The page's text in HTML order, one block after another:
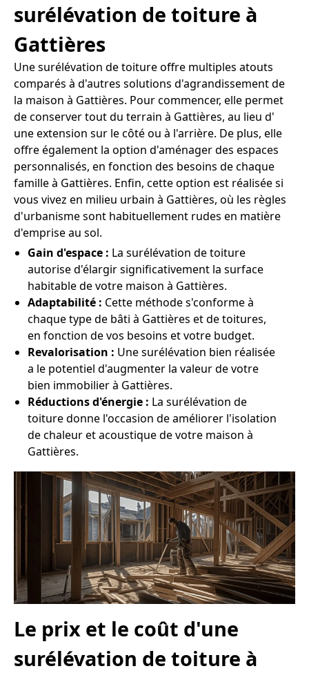
surélévation de toiture à
Gattières
Une surélévation de toiture offre multiples atouts
comparés à d'autres solutions d'agrandissement de
la maison à Gattières. Pour commencer, elle permet
de conserver tout du terrain à Gattières, au lieu d'
une extension sur le côté ou à l'arrière. De plus, elle
offre également la option d'aménager des espaces
personnalisés, en fonction des besoins de chaque
famille à Gattières. Enfin, cette option est réalisée si
vous vivez en milieu urbain à Gattières, où les règles
d'urbanisme sont habituellement rudes en matière
d'emprise au sol.
Gain d'espace : La surélévation de toiture
autorise d'élargir significativement la surface
habitable de votre maison à Gattières.
Adaptabilité : Cette méthode s'conforme à
chaque type de bâti à Gattières et de toitures,
en fonction de vos besoins et votre budget.
Revalorisation : Une surélévation bien réalisée
a le potentiel d'augmenter la valeur de votre
bien immobilier à Gattières.
Réductions d'énergie : La surélévation de
toiture donne l'occasion de améliorer l'isolation
de chaleur et acoustique de votre maison à
Gattières.
Le prix et le coût d'une
surélévation de toiture à